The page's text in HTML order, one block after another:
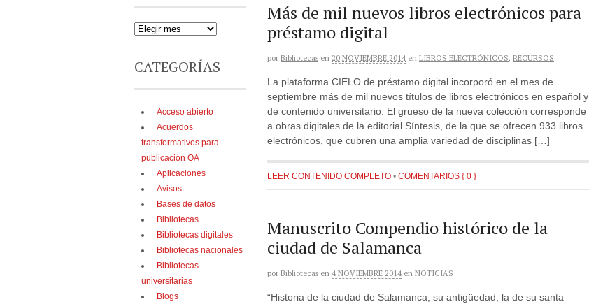
Más de mil nuevos libros electrónicos para
préstamo digital
por Bibliotecas en 20 NOVIEMBRE 2014 en LIBROS ELECTRÓNICOS, RECURSOS
La plataforma CIELO de préstamo digital incorporó en el mes de
septiembre más de mil nuevos títulos de libros electrónicos en español y
de contenido universitario. El grueso de la nueva colección corresponde
a obras digitales de la editorial Síntesis, de la que se ofrecen 933 libros
electrónicos, que cubren una amplia variedad de disciplinas […]
LEER CONTENIDO COMPLETO • COMENTARIOS { 0 }
Manuscrito Compendio histórico de la
ciudad de Salamanca
por Bibliotecas en 4 NOVIEMBRE 2014 en NOTICIAS
“Historia de la ciudad de Salamanca, su antigüedad, la de su santa
CATEGORÍAS
Acceso abierto
Acuerdos
transformativos para
publicación OA
Aplicaciones
Avisos
Bases de datos
Bibliotecas
Bibliotecas digitales
Bibliotecas nacionales
Bibliotecas
universitarias
Blogs